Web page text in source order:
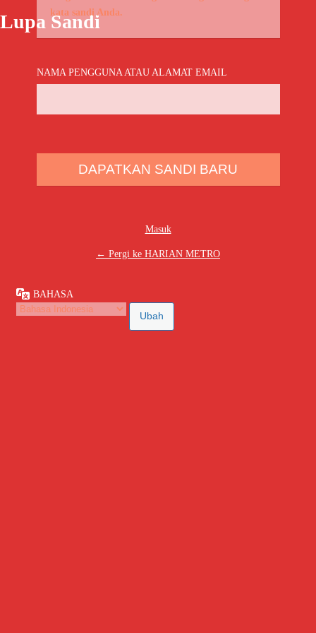
Lupa Sandi
kata sandi Anda.
NAMA PENGGUNA ATAU ALAMAT EMAIL
Masuk
← Pergi ke HARIAN METRO
BAHASA